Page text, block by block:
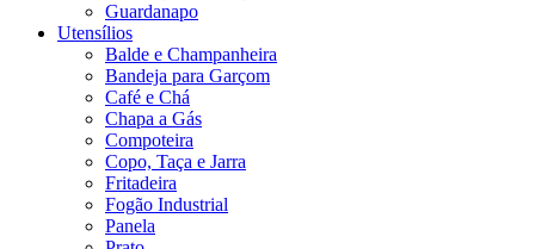
Guardanapo
Utensílios
Balde e Champanheira
Bandeja para Garçom
Café e Chá
Chapa a Gás
Compoteira
Copo, Taça e Jarra
Fritadeira
Fogão Industrial
Panela